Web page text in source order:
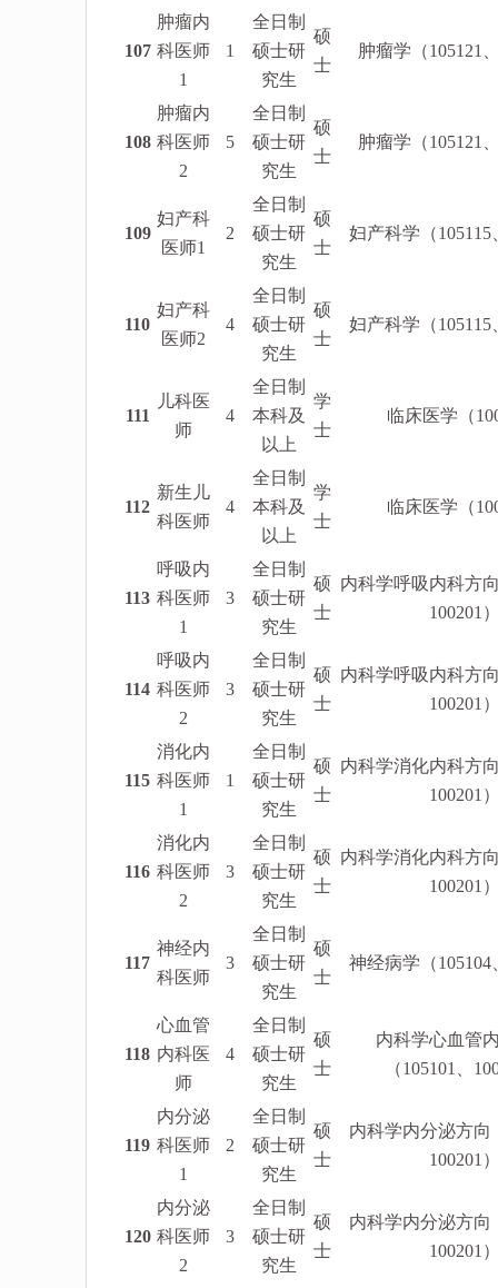
107
肿瘤内
科医师
1
1
全日制
硕士研
究生
硕
士
肿瘤学（105121
108
肿瘤内
科医师
2
5
全日制
硕士研
究生
硕
士
肿瘤学（105121
109
妇产科
医师1
2
全日制
硕士研
究生
硕
士
妇产科学（105115
110
妇产科
医师2
4
全日制
硕士研
究生
硕
士
妇产科学（105115
111
儿科医
师
4
全日制
本科及
以上
学
士
临床医学（
112
新生儿
科医师
4
全日制
本科及
以上
学
士
临床医学（
113
呼吸内
科医师
1
3
全日制
硕士研
究生
硕
士
内科学呼吸内科方
100201
114
呼吸内
科医师
2
3
全日制
硕士研
究生
硕
士
内科学呼吸内科方
100201
115
消化内
科医师
1
1
全日制
硕士研
究生
硕
士
内科学消化内科方
100201
116
消化内
科医师
2
3
全日制
硕士研
究生
硕
士
内科学消化内科方
100201
117
神经内
科医师
3
全日制
硕士研
究生
硕
士
神经病学（105104
118
心血管
内科医
师
4
全日制
硕士研
究生
硕
士
内科学心血管
（105101、
119
内分泌
科医师
1
2
全日制
硕士研
究生
硕
士
内科学内分泌方向
100201
120
内分泌
科医师
2
3
全日制
硕士研
究生
硕
士
内科学内分泌方向
100201